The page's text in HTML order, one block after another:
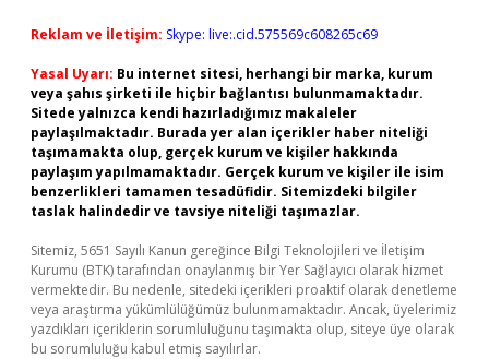
Reklam ve İletişim: Skype: live:.cid.575569c608265c69
Yasal Uyarı: Bu internet sitesi, herhangi bir marka, kurum
veya şahıs şirketi ile hiçbir bağlantısı bulunmamaktadır.
Sitede yalnızca kendi hazırladığımız makaleler
paylaşılmaktadır. Burada yer alan içerikler haber niteliği
taşımamakta olup, gerçek kurum ve kişiler hakkında
paylaşım yapılmamaktadır. Gerçek kurum ve kişiler ile isim
benzerlikleri tamamen tesadüfidir. Sitemizdeki bilgiler
taslak halindedir ve tavsiye niteliği taşımazlar.
Sitemiz, 5651 Sayılı Kanun gereğince Bilgi Teknolojileri ve İletişim
Kurumu (BTK) tarafından onaylanmış bir Yer Sağlayıcı olarak hizmet
vermektedir. Bu nedenle, sitedeki içerikleri proaktif olarak denetleme
veya araştırma yükümlülüğümüz bulunmamaktadır. Ancak, üyelerimiz
yazdıkları içeriklerin sorumluluğunu taşımakta olup, siteye üye olarak
bu sorumluluğu kabul etmiş sayılırlar.